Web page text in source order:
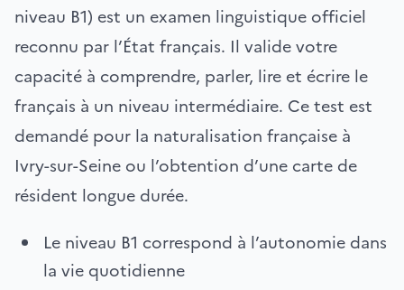
niveau B1) est un examen linguistique officiel
reconnu par l’État français. Il valide votre
capacité à comprendre, parler, lire et écrire le
français à un niveau intermédiaire. Ce test est
demandé pour la naturalisation française à
Ivry-sur-Seine ou l’obtention d’une carte de
résident longue durée.
Le niveau B1 correspond à l’autonomie dans
la vie quotidienne